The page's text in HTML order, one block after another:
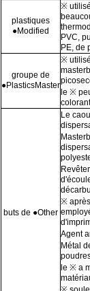
plastiques
●Modified
※
PVC,
PE, de
groupe de
●PlasticsMaster
※
le ※
buts de ●Other
Le
※
Agent
Métal
le ※ a